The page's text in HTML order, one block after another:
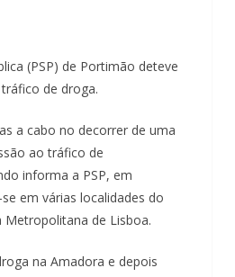
(PSP) de Portimão deteve
de droga.
a cabo no decorrer de uma
ao tráfico de
informa a PSP, em
em várias localidades do
Metropolitana de Lisboa.
na Amadora e depois